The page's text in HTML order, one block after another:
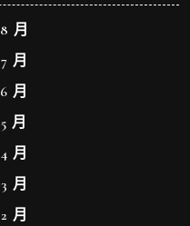
月
月
月
月
月
月
月